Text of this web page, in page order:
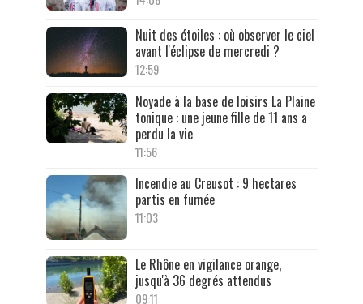
Nuit des étoiles : où observer le ciel
avant l'éclipse de mercredi ?
12:59
Noyade à la base de loisirs La Plaine
tonique : une jeune fille de 11 ans a
perdu la vie
11:56
Incendie au Creusot : 9 hectares
partis en fumée
11:03
Le Rhône en vigilance orange,
jusqu'à 36 degrés attendus
09:11